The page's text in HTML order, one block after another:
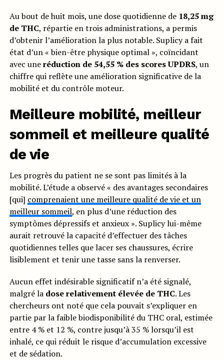
Au bout de huit mois, une dose quotidienne de 18,25 mg
de THC, répartie en trois administrations, a permis
d’obtenir l’amélioration la plus notable. Suplicy a fait
état d’un « bien-être physique optimal », coïncidant
avec uneréduction de 54,55 % des scores UPDRS, un
chiffre qui reflète une amélioration significative de la
mobilité et du contrôle moteur.
Meilleure mobilité, meilleur
sommeil et meilleure qualité
de vie
Les progrès du patient ne se sont pas limités à la
mobilité. L’étude a observé « des avantages secondaires
[qui] comprenaient une meilleure qualité de vie et un
meilleur sommeil, en plus d’une réduction des
symptômes dépressifs et anxieux ». Suplicy lui-même
aurait retrouvé la capacité d’effectuer des tâches
quotidiennes telles que lacer ses chaussures, écrire
lisiblement et tenir une tasse sans la renverser.
Aucun effet indésirable significatif n’a été signalé,
malgré la dose relativement élevée de THC. Les
chercheurs ont noté que cela pouvait s’expliquer en
partie par la faible biodisponibilité du THC oral, estimée
entre 4 % et 12 %, contre jusqu’à 35 % lorsqu’il est
inhalé, ce qui réduit le risque d’accumulation excessive
et de sédation.